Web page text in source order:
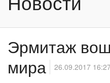
Эрмитаж
мира
26.09.2017